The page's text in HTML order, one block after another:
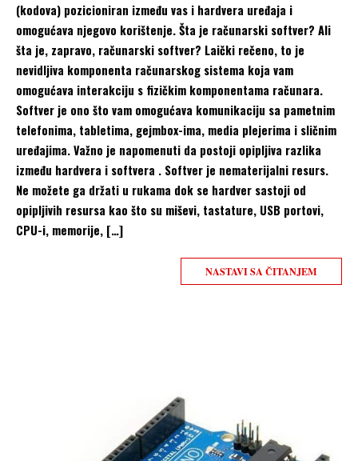
(kodova) pozicioniran između vas i hardvera uređaja i
omogućava njegovo korištenje. Šta je računarski softver? Ali
šta je, zapravo, računarski softver? Laički rečeno, to je
nevidljiva komponenta računarskog sistema koja vam
omogućava interakciju s fizičkim komponentama računara.
Softver je ono što vam omogućava komunikaciju sa pametnim
telefonima, tabletima, gejmbox-ima, media plejerima i sličnim
uređajima. Važno je napomenuti da postoji opipljiva razlika
između hardvera i softvera . Softver je nematerijalni resurs.
Ne možete ga držati u rukama dok se hardver sastoji od
opipljivih resursa kao što su miševi, tastature, USB portovi,
CPU-i, memorije, […]
NASTAVI SA ČITANJEM